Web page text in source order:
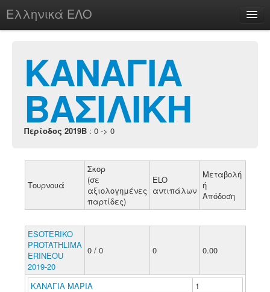
Ελληνικά ΕΛΟ
chesstu.be @ discord
Login
ΚΑΝΑΓΙΑ
ΒΑΣΙΛΙΚΗ
Περίοδος 2019B : 0 -> 0
Τουρνουά
Σκορ
(σε
αξιολογημένες
παρτίδες)
ELO
αντιπάλων
Μεταβολή
ή
Απόδοση
ESOTERIKO
PROTATHLIMA
ERINEOU
2019-20
0 / 0 0 0.00
ΚΑΝΑΓΙΑ ΜΑΡΙΑ
1